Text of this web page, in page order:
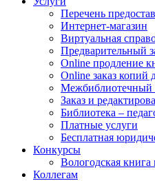
Перечень
Интернет-магазин
Виртуальная
Предварительный
Online продление
Online заказ копий
Межбиблиотечный
Заказ и
Библиотека –
Платные услуги
Бесплатная
Конкурсы
Вологодская книга
Коллегам